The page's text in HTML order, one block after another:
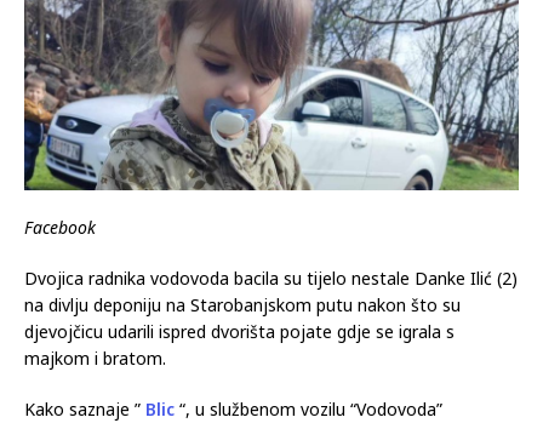
Facebook
Dvojica radnika vodovoda bacila su tijelo nestale Danke Ilić (2)
na divlju deponiju na Starobanjskom putu nakon što su
djevojčicu udarili ispred dvorišta pojate gdje se igrala s
majkom i bratom.
Kako saznaje ” Blic “, u službenom vozilu “Vodovoda”